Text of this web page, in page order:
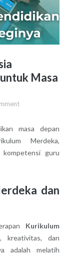
Masa
masa depan
Merdeka,
kompetensi guru
dan
Kurikulum
kreativitas, dan
adalah melatih